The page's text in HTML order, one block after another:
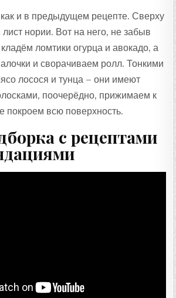
и в предыдущем рецепте. Сверху
лист нории. Вот на него, не забыв
ломтики огурца и авокадо, а
и сворачиваем ролл. Тонкими
лосося и тунца – они имеют
поочерёдно, прижимаем к
покроем всю поверхность.
с рецептами